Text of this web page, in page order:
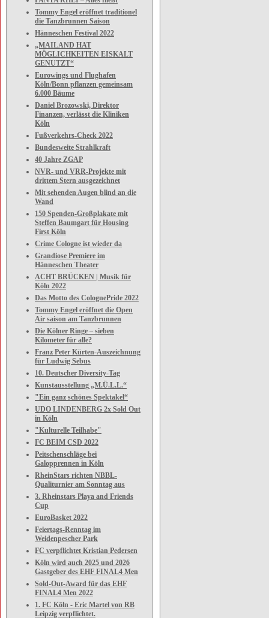
Tommy Engel eröffnet traditionel
die Tanzbrunnen Saison
Hänneschen Festival 2022
„MAILAND HAT
MÖGLICHKEITEN EISKALT
GENUTZT“
Eurowings und Flughafen
Köln/Bonn pflanzen gemeinsam
6.000 Bäume
Daniel Brozowski, Direktor
Finanzen, verlässt die Kliniken
Köln
Fußverkehrs-Check 2022
Bundesweite Strahlkraft
40 Jahre ZGAP
NVR- und VRR-Projekte mit
drittem Stern ausgezeichnet
Mit sehenden Augen blind an die
Wand
150 Spenden-Großplakate mit
Steffen Baumgart für Housing
First Köln
Crime Cologne ist wieder da
Grandiose Premiere im
Hänneschen Theater
ACHT BRÜCKEN | Musik für
Köln 2022
Das Motto des ColognePride 2022
Tommy Engel eröffnet die Open
Air saison am Tanzbrunnen
Die Kölner Ringe – sieben
Kilometer für alle?
Franz Peter Kürten-Auszeichnung
für Ludwig Sebus
10. Deutscher Diversity-Tag
Kunstausstellung „M.Ü.L.L.“
"Ein ganz schönes Spektakel“
UDO LINDENBERG 2x Sold Out
in Köln
"Kulturelle Teilhabe"
FC BEIM CSD 2022
Peitschenschläge bei
Galopprennen in Köln
RheinStars richten NBBL-
Qualiturnier am Sonntag aus
3. Rheinstars Playa and Friends
Cup
EuroBasket 2022
Feiertags-Renntag im
Weidenpescher Park
FC verpflichtet Kristian Pedersen
Köln wird auch 2025 und 2026
Gastgeber des EHF FINAL4 Men
Sold-Out-Award für das EHF
FINAL4 Men 2022
1. FC Köln - Eric Martel von RB
Leipzig verpflichtet.